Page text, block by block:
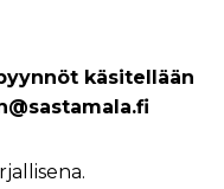
käsitellään